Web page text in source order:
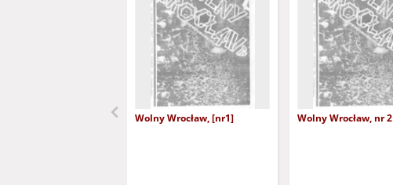
Wolny Wrocław, [nr1] Wolny Wrocław, nr 2